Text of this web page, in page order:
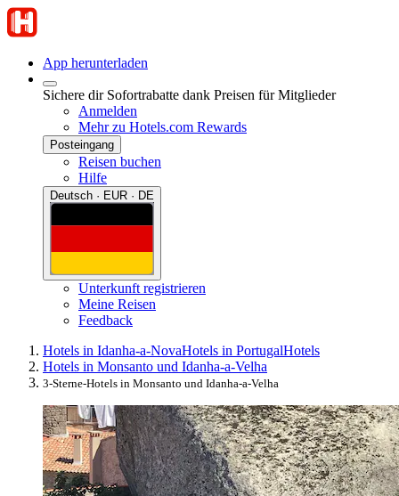
App herunterladen
Sichere dir Sofortrabatte dank Preisen für Mitglieder
Anmelden
Mehr zu Hotels.com Rewards
Posteingang
Reisen buchen
Hilfe
Deutsch · EUR · DE
Unterkunft registrieren
Meine Reisen
Feedback
Hotels in Idanha-a-NovaHotels in PortugalHotels
Hotels in Monsanto und Idanha-a-Velha
3-Sterne-Hotels in Monsanto und Idanha-a-Velha